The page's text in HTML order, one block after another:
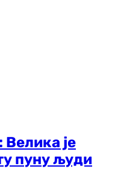
је
пуну људи